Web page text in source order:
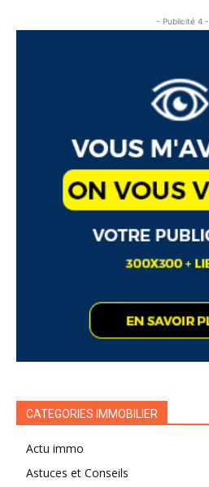
- Publicité 4 -
CATEGORIES IMMOBILIER
Actu immo
Astuces et Conseils